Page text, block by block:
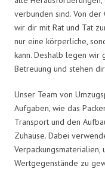
verbunden sind. Von der
wir dir mit Rat und Tat
nur eine körperliche,
kann. Deshalb legen
Betreuung und stehen
Unser Team von
Aufgaben, wie das
Transport und den
Zuhause. Dabei
Wertgegenstände zu